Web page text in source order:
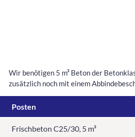
Wir benötigen 5 m³ Beton der
zusätzlich noch mit einem
Posten
Frischbeton C25/30, 5 m³